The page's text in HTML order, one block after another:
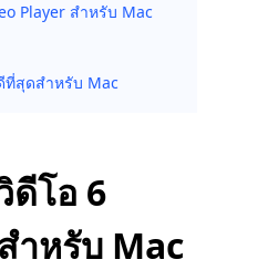
Player สำหรับ Mac
ที่สุดสำหรับ Mac
ดีโอ 6
ำหรับ Mac